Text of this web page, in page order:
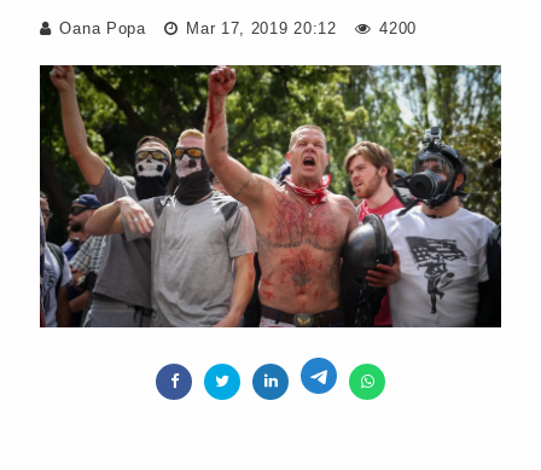
Oana Popa Mar 17, 2019 20:12 4200